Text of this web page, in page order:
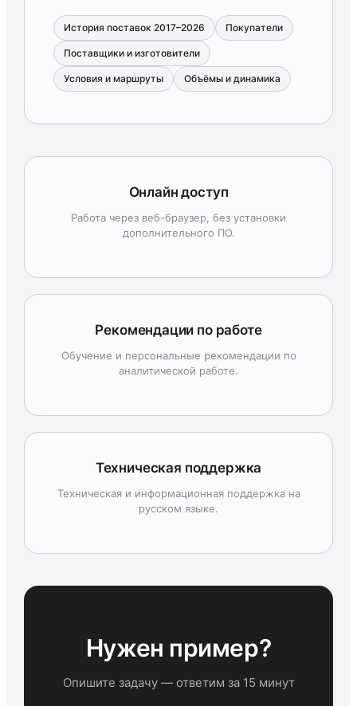
История поставок 2017–2026 Покупатели
Поставщики и изготовители
Условия и маршруты Объёмы и динамика
Онлайн доступ
Работа через веб-браузер, без установки
дополнительного ПО.
Рекомендации по работе
Обучение и персональные рекомендации по
аналитической работе.
Техническая поддержка
Техническая и информационная поддержка на
русском языке.
Нужен пример?
Опишите задачу — ответим за 15 минут